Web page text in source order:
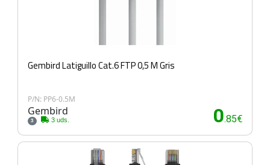
Gembird Latiguillo Cat.6 FTP 0,5 M Gris
P/N: PP6-0.5M
Gembird
3 3 uds. 0.85€